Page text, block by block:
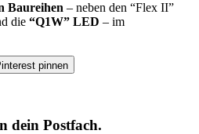
Baureihen – neben den “Flex II”
die “Q1W” LED – im
pinnen
dein Postfach.